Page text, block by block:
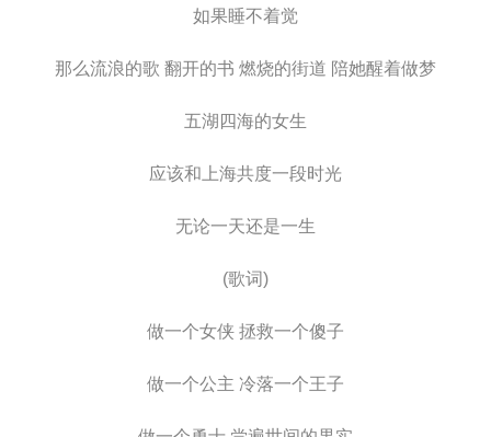
如果睡不着觉
那么流浪的歌 翻开的书 燃烧的街道 陪她醒着做梦
五湖四海的女生
应该和上海共度一段时光
无论一天还是一生
(歌词)
做一个女侠 拯救一个傻子
做一个公主 冷落一个王子